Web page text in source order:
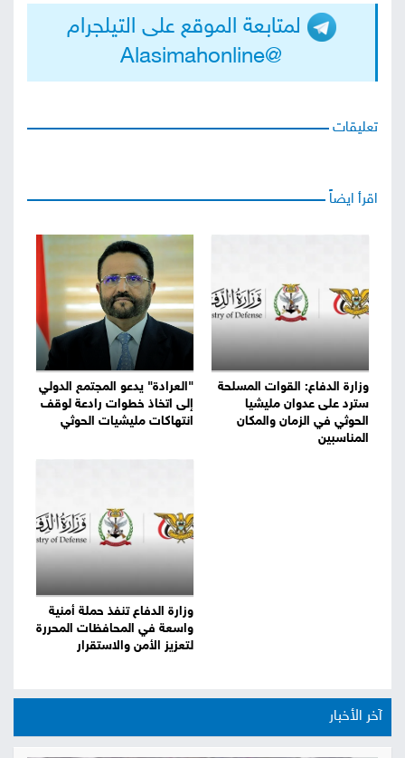
لمتابعة الموقع على التيلجرام
@Alasimahonline
تعليقات
اقرأ ايضاً
وزارة الدفاع: القوات المسلحة
سترد على عدوان مليشيا
الحوثي في الزمان والمكان
المناسبين
"العرادة" يدعو المجتمع الدولي
إلى اتخاذ خطوات رادعة لوقف
انتهاكات مليشيات الحوثي
وزارة الدفاع تنفذ حملة أمنية
واسعة في المحافظات المحررة
لتعزيز الأمن والاستقرار
آخر الأخبار